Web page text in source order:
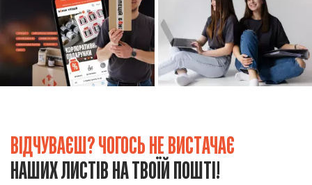
ВІДЧУВАЄШ? ЧОГОСЬ НЕ ВИСТАЧАЄ
НАШИХ ЛИСТІВ НА ТВОЇЙ ПОШТІ!